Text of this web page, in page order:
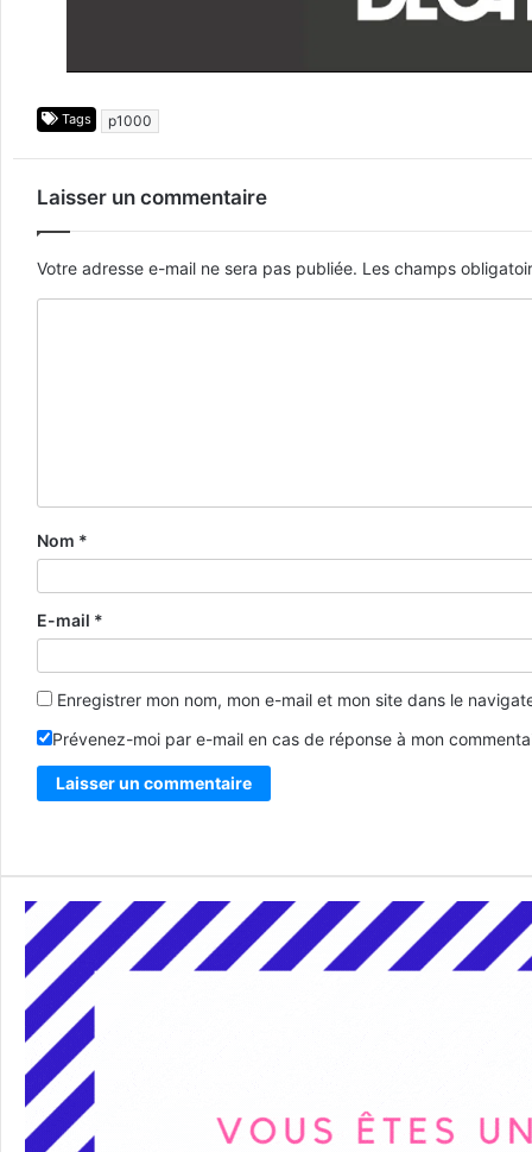
Tags p1000
Laisser un commentaire
Votre adresse e-mail ne sera pas publiée. Les champs
Nom *
E-mail *
Enregistrer mon nom, mon e-mail et mon site dans le
Prévenez-moi par e-mail en cas de réponse à mon